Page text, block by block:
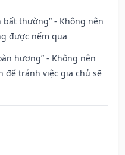
thường” - Không nên
được nếm qua
hương” - Không nên
để tránh việc gia chủ sẽ